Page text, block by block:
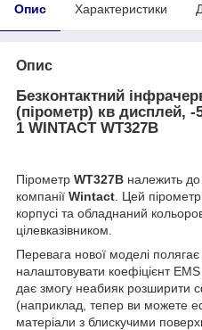
Опис Характеристики
Опис
Безконтактний
(пірометр) кв дисплей, -
1 WINTACT WT327B
Пірометр WT327B належить до
компанії Wintact . Цей
корпусі та обладнаний
цілевказівником.
Перевага нової моделі
налаштовувати коефіцієнт
дає змогу неабияк розширити
(наприклад, тепер ви можете
матеріали з блискучими